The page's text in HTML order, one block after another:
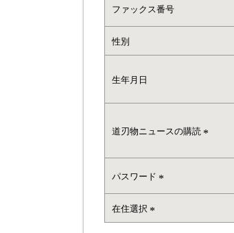
ファックス番号
性別
生年月日
道刃物ニュースの購読
必
パスワード
(
在住選択
(